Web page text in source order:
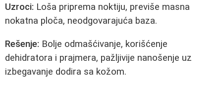
Uzroci: Loša priprema noktiju, previše masna
nokatna ploča, neodgovarajuća baza.
Rešenje: Bolje odmašćivanje, korišćenje
dehidratora i prajmera, pažljivije nanošenje uz
izbegavanje dodira sa kožom.